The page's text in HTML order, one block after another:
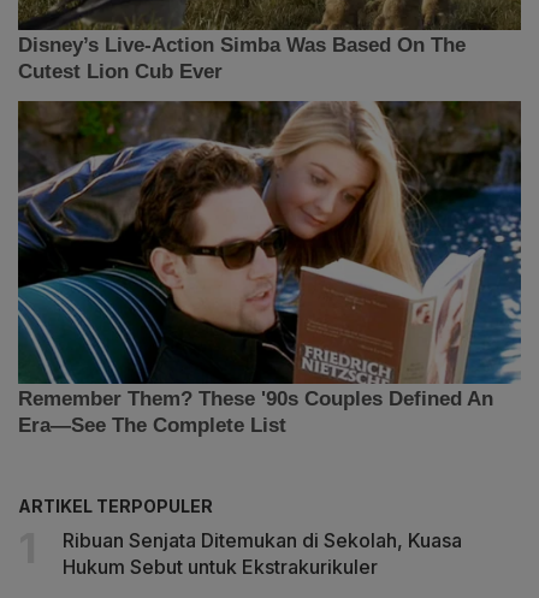
ARTIKEL TERPOPULER
Ribuan Senjata Ditemukan di Sekolah, Kuasa
Hukum Sebut untuk Ekstrakurikuler